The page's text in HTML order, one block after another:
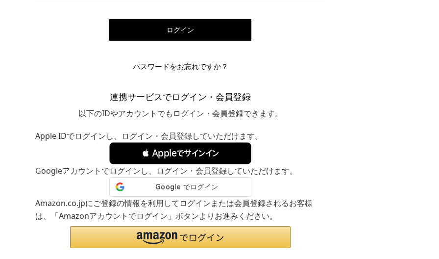
ログイン
パスワードをお忘れですか？
連携サービスでログイン・会員登録
以下のIDやアカウントでもログイン・会員登録できます。
Apple IDでログインし、ログイン・会員登録していただけます。
 Appleでサインイン
Googleアカウントでログインし、ログイン・会員登録していただけます。
Amazon.co.jpにご登録の情報を利用してログインまたは会員登録されるお客様
は、「Amazonアカウントでログイン」ボタンよりお進みください。